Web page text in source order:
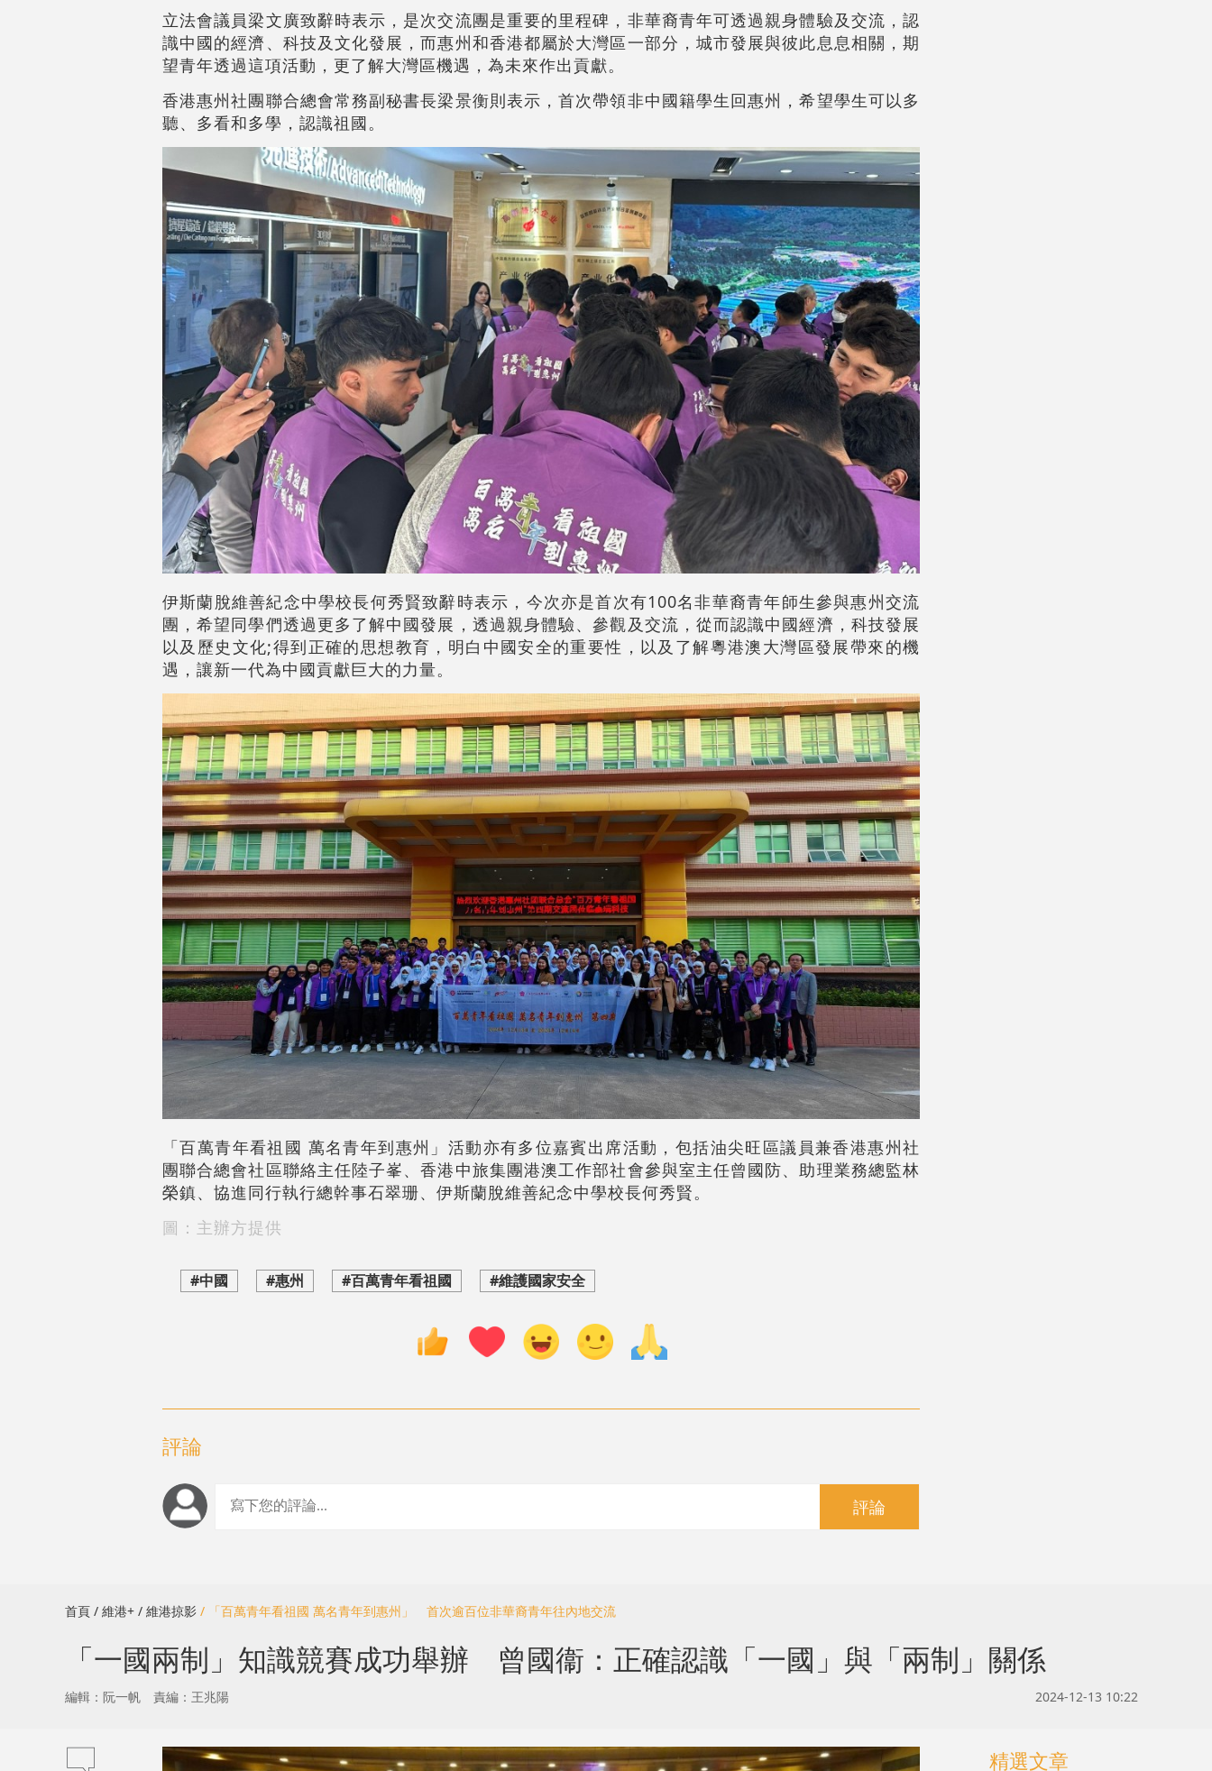
立法會議員梁文廣致辭時表示，是次交流團是重要的里程碑，非華裔青年可透過親身體驗及交流，認
識中國的經濟、科技及文化發展，而惠州和香港都屬於大灣區一部分，城市發展與彼此息息相關，期
望青年透過這項活動，更了解大灣區機遇，為未來作出貢獻。
香港惠州社團聯合總會常務副秘書長梁景衡則表示，首次帶領非中國籍學生回惠州，希望學生可以多
聽、多看和多學，認識祖國。
伊斯蘭脫維善紀念中學校長何秀賢致辭時表示，今次亦是首次有100名非華裔青年師生參與惠州交流
團，希望同學們透過更多了解中國發展，透過親身體驗、參觀及交流，從而認識中國經濟，科技發展
以及歷史文化;得到正確的思想教育，明白中國安全的重要性，以及了解粵港澳大灣區發展帶來的機
遇，讓新一代為中國貢獻巨大的力量。
「百萬青年看祖國 萬名青年到惠州」活動亦有多位嘉賓出席活動，包括油尖旺區議員兼香港惠州社
團聯合總會社區聯絡主任陸子峯、香港中旅集團港澳工作部社會參與室主任曾國防、助理業務總監林
榮鎮、協進同行執行總幹事石翠珊、伊斯蘭脫維善紀念中學校長何秀賢。
圖：主辦方提供
#中國 #惠州 #百萬青年看祖國 #維護國家安全
評論
評論
首頁 / 維港+ / 維港掠影 / 「百萬青年看祖國 萬名青年到惠州」 首次逾百位非華裔青年往內地交流
「一國兩制」知識競賽成功舉辦 曾國衞：正確認識「一國」與「兩制」關係
編輯：阮一帆 責編：王兆陽 2024-12-13 10:22
精選文章